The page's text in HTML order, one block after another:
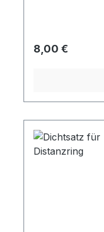
Regulärer Preis:
8,00 €